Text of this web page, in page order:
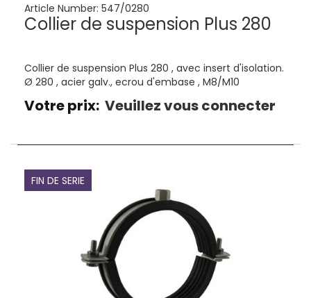
Article Number: 547/0280
Collier de suspension Plus 280
Collier de suspension Plus 280 , avec insert d'isolation.
Ø 280 , acier galv., ecrou d'embase , M8/M10
Votre prix: Veuillez vous connecter
FIN DE SERIE